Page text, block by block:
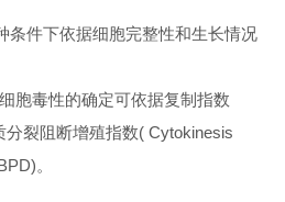
条件下依据细胞完整性和生长情况
细胞毒性的确定可依据复制指数
分裂阻断增殖指数( Cytokinesis
。